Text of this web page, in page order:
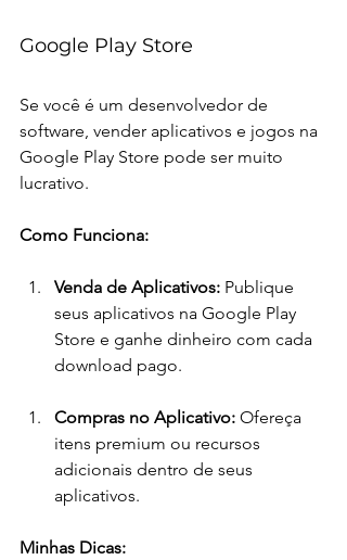
Google Play Store
Se você é um desenvolvedor de
software, vender aplicativos e jogos na
Google Play Store pode ser muito
lucrativo.
Como Funciona:
Venda de Aplicativos: Publique
seus aplicativos na Google Play
Store e ganhe dinheiro com cada
download pago.
Compras no Aplicativo: Ofereça
itens premium ou recursos
adicionais dentro de seus
aplicativos.
Minhas Dicas: